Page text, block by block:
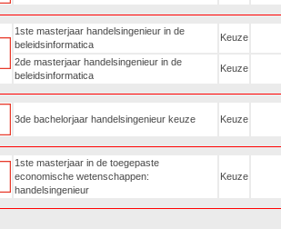
1ste masterjaar handelsingenieur in de
beleidsinformatica
Keuze
2de masterjaar handelsingenieur in de
beleidsinformatica
Keuze
3de bachelorjaar handelsingenieur keuze Keuze
1ste masterjaar in de toegepaste
economische wetenschappen:
handelsingenieur
Keuze